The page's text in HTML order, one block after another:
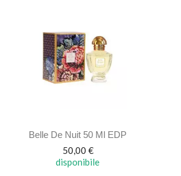
Belle De Nuit 50 Ml EDP
Prezzo
50,00 €
disponibile